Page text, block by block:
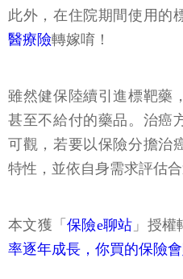
此外，在住院期間使用的
醫療險轉嫁唷！
雖然健保陸續引進標靶藥
甚至不給付的藥品。治癌
可觀，若要以保險分擔治
特性，並依自身需求評估合
本文獲「保險e聊站 」授權
率逐年成長，你買的保險會